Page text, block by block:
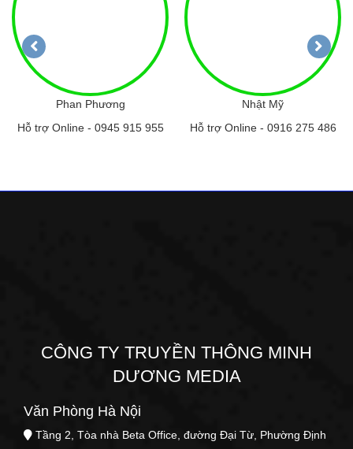
Phan Phương
Hỗ trợ Online - 0945 915 955
Nhật Mỹ
Hỗ trợ Online - 0916 275 486
CÔNG TY TRUYỀN THÔNG MINH
DƯƠNG MEDIA
Văn Phòng Hà Nội
Tầng 2, Tòa nhà Beta Office, đường Đại Từ, Phường Định